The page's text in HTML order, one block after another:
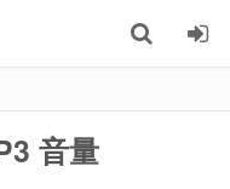
音量